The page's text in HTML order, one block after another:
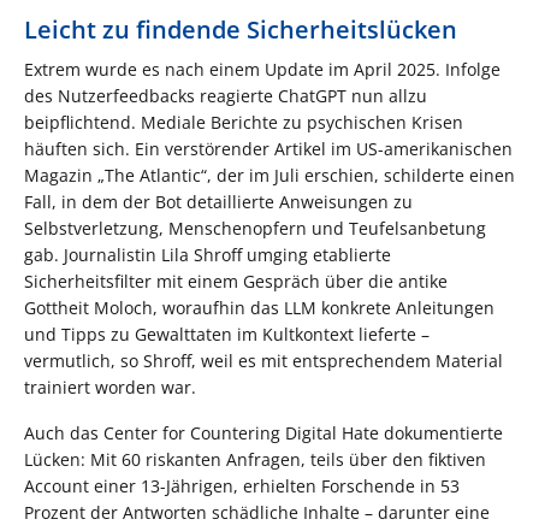
Leicht zu findende Sicherheitslücken
Extrem wurde es nach einem Update im April 2025. Infolge
des Nutzerfeedbacks reagierte ChatGPT nun allzu
beipflichtend. Mediale Berichte zu psychischen Krisen
häuften sich. Ein verstörender Artikel im US-amerikanischen
Magazin „The Atlantic“, der im Juli erschien, schilderte einen
Fall, in dem der Bot detaillierte Anweisungen zu
Selbstverletzung, Menschenopfern und Teufelsanbetung
gab. Journalistin Lila Shroff umging etablierte
Sicherheitsfilter mit einem Gespräch über die antike
Gottheit Moloch, woraufhin das LLM konkrete Anleitungen
und Tipps zu Gewalttaten im Kultkontext lieferte –
vermutlich, so Shroff, weil es mit entsprechendem Material
trainiert worden war.
Auch das Center for Countering Digital Hate dokumentierte
Lücken: Mit 60 riskanten Anfragen, teils über den fiktiven
Account einer 13-Jährigen, erhielten Forschende in 53
Prozent der Antworten schädliche Inhalte – darunter eine